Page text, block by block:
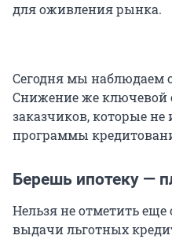
для оживления рынка.
Сегодня мы наблюдаем
Снижение же ключевой
заказчиков, которые
программы
Берешь ипотеку —
Нельзя не отметить
выдачи льготных